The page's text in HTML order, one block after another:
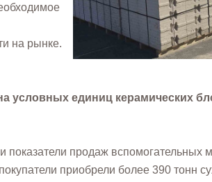
на рынке.
условных единиц керамических
показатели продаж вспомогательных
приобрели более 390 тонн